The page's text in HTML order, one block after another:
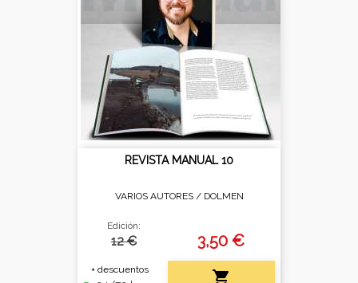
REVISTA MANUAL 10
VARIOS AUTORES / DOLMEN
Edición:
12 €
+ descuentos
3,50 €
